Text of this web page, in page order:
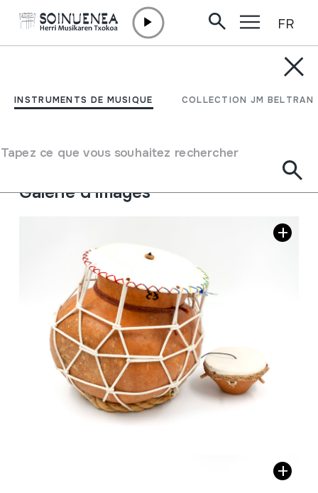
INSTRUMENTS DE MUSIQUE COLLECTION JM BELTRAN
Tapez ce que vous souhaitez rechercher
FR
GUACALON
Type d'instrument de musique
Membranophones
Galerie d'images